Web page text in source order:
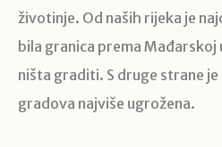
životinje. Od naših rijeka je
bila granica prema Mađarskoj
ništa graditi. S druge strane
gradova najviše ugrožena.